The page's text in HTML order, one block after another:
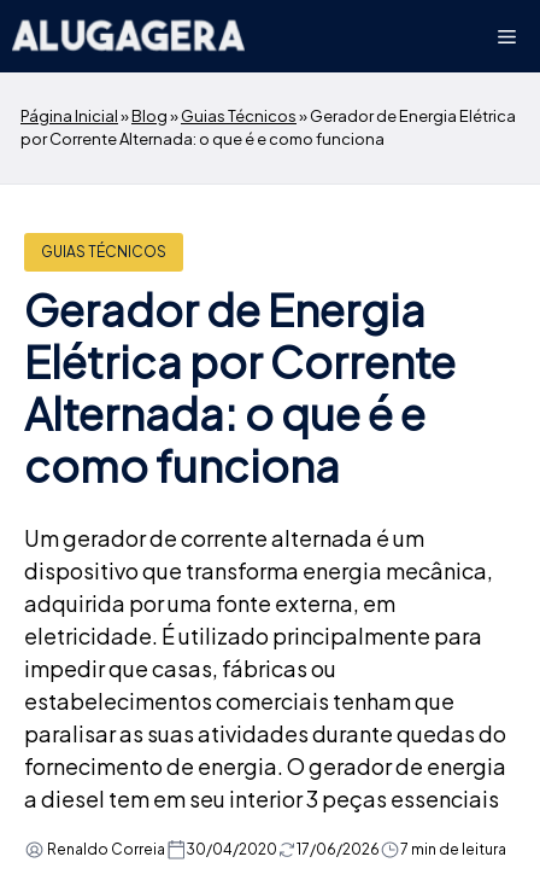
para
o
conteúdo
Página Inicial»Blog»Guias Técnicos»Gerador de Energia Elétrica
por Corrente Alternada: o que é e como funciona
GUIAS TÉCNICOS
Gerador de Energia
Elétrica por Corrente
Alternada: o que é e
como funciona
Um gerador de corrente alternada é um
dispositivo que transforma energia mecânica,
adquirida por uma fonte externa, em
eletricidade. É utilizado principalmente para
impedir que casas, fábricas ou
estabelecimentos comerciais tenham que
paralisar as suas atividades durante quedas do
fornecimento de energia. O gerador de energia
a diesel tem em seu interior 3 peças essenciais
Renaldo Correia 30/04/2020 17/06/2026 7 min de leitura